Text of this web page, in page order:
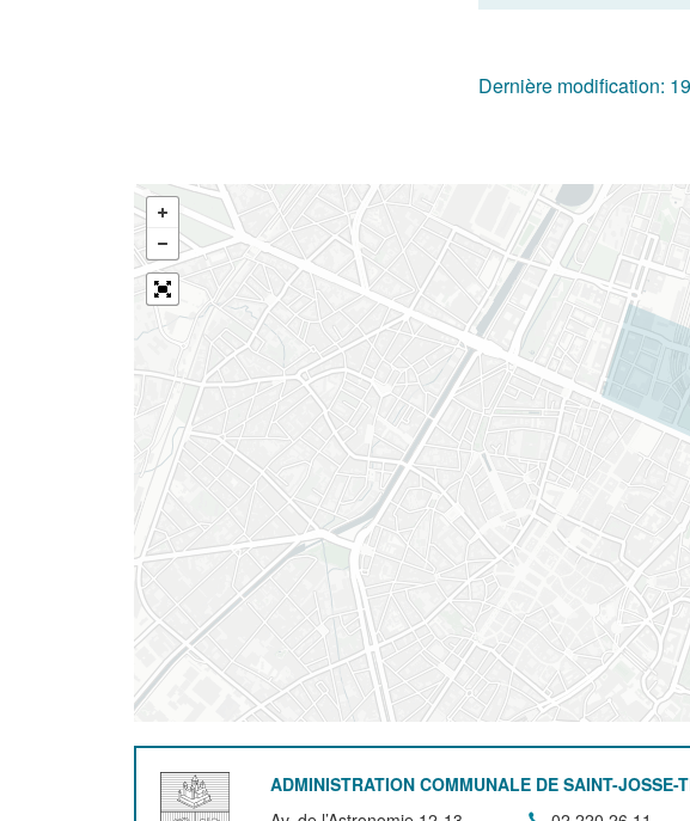
Dernière modification:
ADMINISTRATION COMMUNALE DE SAINT-JOSSE-